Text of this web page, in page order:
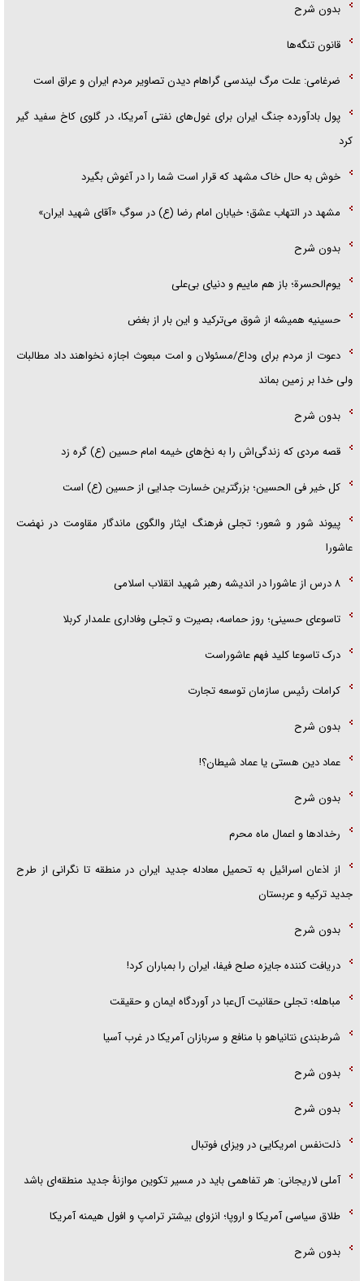
بدون شرح
قانون تنگه‌ها
ضرغامی: علت مرگ لیندسی گراهام دیدن تصاویر مردم ایران و عراق است
پول بادآورده جنگ ایران برای غول‌های نفتی آمریکا، در گلوی کاخ سفید گیر
کرد
خوش به حال خاک مشهد که قرار است شما را در آغوش بگیرد
مشهد در التهاب عشق؛ خیابان امام رضا (ع) در سوگِ «آقای شهید ایران»
بدون شرح
یوم‌الحسرة؛ باز هم ماییم و دنیای بی‌علی
حسینیه همیشه از شوق می‌ترکید و این بار از بغض
دعوت از مردم برای وداع/مسئولان و امت مبعوث اجازه نخواهند داد مطالبات
ولی خدا بر زمین بماند
بدون شرح
قصه مردی که زندگی‌اش را به نخ‌های خیمه امام حسین (ع) گره زد
کل خیر فی الحسین؛ بزرگترین خسارت جدایی از حسین (ع) است
پیوند شور و شعور؛ تجلی فرهنگ ایثار والگوی ماندگار مقاومت در نهضت
عاشورا
۸ درس از عاشورا در اندیشه رهبر شهید انقلاب اسلامی
تاسوعای حسینی؛ روز حماسه، بصیرت و تجلی وفاداری علمدار کربلا
درک تاسوعا کلید فهم عاشوراست
کرامات رئیس سازمان توسعه تجارت
بدون شرح
عماد دین هستی یا عماد شیطان؟!
بدون شرح
رخداد‌ها و اعمال ماه محرم
از اذعان اسرائیل به تحمیل معادله جدید ایران در منطقه تا نگرانی از طرح
جدید ترکیه و عربستان
بدون شرح
دریافت کننده جایزه صلح فیفا، ایران را بمباران کرد!
مباهله؛ تجلی حقانیت آل‌عبا در آوردگاه ایمان و حقیقت
شرط‌بندی نتانیاهو با منافع و سربازان آمریکا در غرب آسیا
بدون شرح
بدون شرح
ذلت‌نفس امریکایی در ویزای فوتبال
آملی لاریجانی: هر تفاهمی باید در مسیر تکوین موازنۀ جدید منطقه‌ای باشد
طلاق سیاسی آمریکا و اروپا؛ انزوای بیشتر ترامپ و افول هیمنه آمریکا
بدون شرح